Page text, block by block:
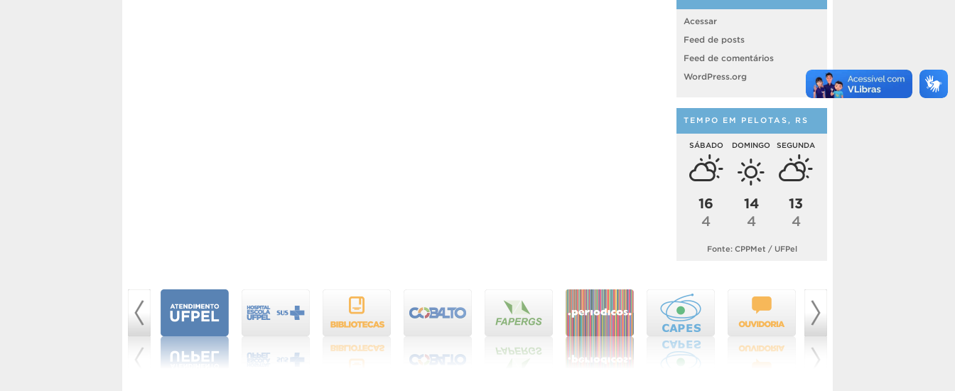
Acessar
Feed de posts
Feed de comentários
WordPress.org
TEMPO EM PELOTAS, RS
SÁBADO
16
4
DOMINGO
14
4
SEGUNDA
13
4
Fonte: CPPMet / UFPel